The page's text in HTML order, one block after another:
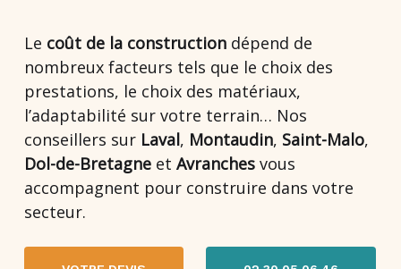
Le coût de la construction dépend de
nombreux facteurs tels que le choix des
prestations, le choix des matériaux,
l’adaptabilité sur votre terrain… Nos
conseillers sur Laval, Montaudin, Saint-Malo,
Dol-de-Bretagne etAvranches vous
accompagnent pour construire dans votre
secteur.